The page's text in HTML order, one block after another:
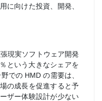
に向けた投資、開発、
現実ソフトウェア開発
という大きなシェアを
での HMD の需要は、
の成長を促進すると予
ザー体験設計が少ない